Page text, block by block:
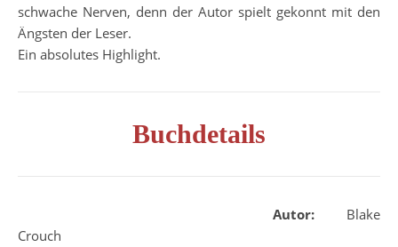
schwache Nerven, denn der Autor spielt gekonnt mit den
Ängsten der Leser.
Ein absolutes Highlight.
Buchdetails
Autor: Blake
Crouch